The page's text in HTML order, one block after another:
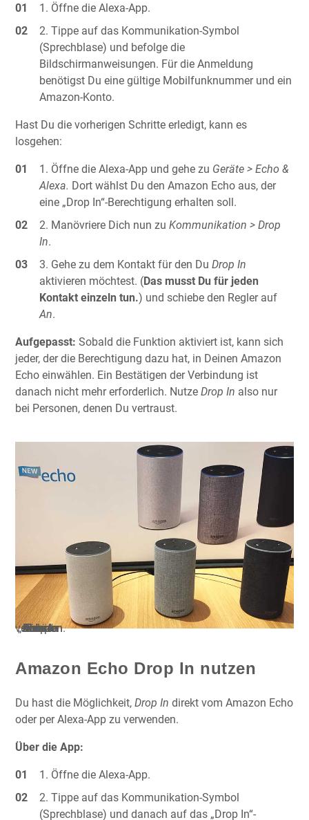
Öffne die Alexa-App.
Tippe auf das Kommunikation-Symbol
(Sprechblase) und befolge die
Bildschirmanweisungen. Für die Anmeldung
benötigst Du eine gültige Mobilfunknummer und ein
Amazon-Konto.
Hast Du die vorherigen Schritte erledigt, kann es
losgehen:
Öffne die Alexa-App und gehe zu Geräte > Echo &
Alexa. Dort wählst Du den Amazon Echo aus, der
eine „Drop In“-Berechtigung erhalten soll.
Manövriere Dich nun zuKommunikation > Drop
In.
Gehe zu dem Kontakt für den DuDrop In
aktivieren möchtest. (Das musst Du für jeden
Kontakt einzeln tun.) und schiebe den Regler auf
An.
Aufgepasst: Sobald die Funktion aktiviert ist, kann sich
jeder, der die Berechtigung dazu hat, in Deinen Amazon
Echo einwählen. Ein Bestätigen der Verbindung ist
danach nicht mehr erforderlich. Nutze Drop In also nur
bei Personen, denen Du vertraust.
„Amazon Echo“-Geräte können sich per Drop In verbinden.
Amazon Echo Drop In nutzen
Du hast die Möglichkeit, Drop In direkt vom Amazon Echo
oder per Alexa-App zu verwenden.
Über die App:
Öffne die Alexa-App.
Tippe auf das Kommunikation-Symbol
(Sprechblase) und danach auf das „Drop In“-